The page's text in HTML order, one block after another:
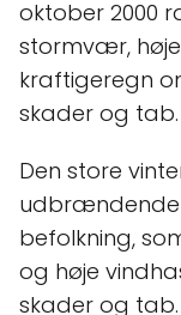
oktober 2000
stormvær,
kraftigeregn
skader og tab.
Den store
udbrændende
befolkning,
og høje
skader og tab.